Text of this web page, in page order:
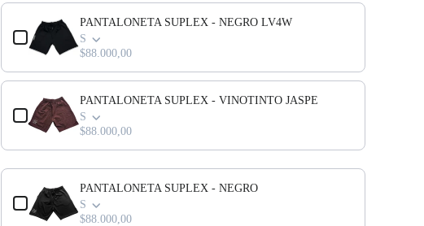
Use the Previous and Next buttons to navigate through product add-ons, or scroll
PANTALONETA SUPLEX - NEGRO LV4W
S
$88.000,00
PANTALONETA SUPLEX - VINOTINTO JASPE
S
$88.000,00
PANTALONETA SUPLEX - NEGRO
S
$88.000,00